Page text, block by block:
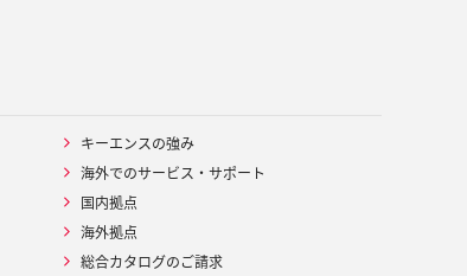
キーエンスの強み
海外でのサービス・サポート
国内拠点
海外拠点
総合カタログのご請求